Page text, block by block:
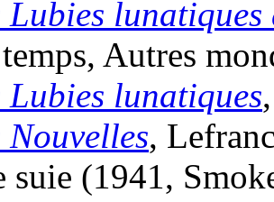
Lubies
Autres
Lubies lunatiques
Nouvelles,
suie (1941,